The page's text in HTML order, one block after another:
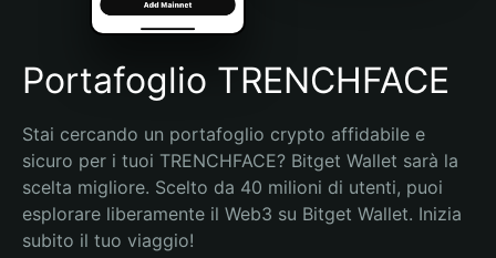
Español (Argentina)
Portafoglio TRENCHFACE
Stai cercando un portafoglio crypto affidabile e
sicuro per i tuoi TRENCHFACE? Bitget Wallet sarà la
scelta migliore. Scelto da 40 milioni di utenti, puoi
esplorare liberamente il Web3 su Bitget Wallet. Inizia
subito il tuo viaggio!